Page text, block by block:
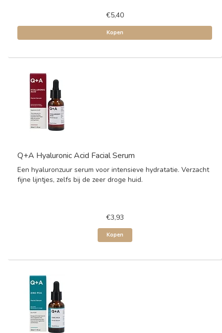
€5,40
Kopen
Q+A Hyaluronic Acid Facial Serum
Een hyaluronzuur serum voor intensieve hydratatie. Verzacht
fijne lijntjes, zelfs bij de zeer droge huid.
€3,93
Kopen